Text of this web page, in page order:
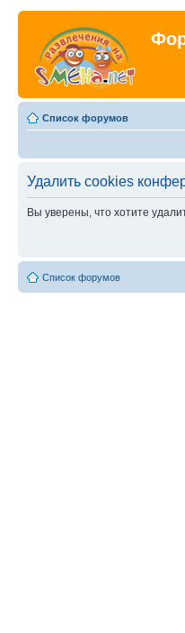
Список форумов
Удалить cookies
Вы уверены, что хотите
Список форумов